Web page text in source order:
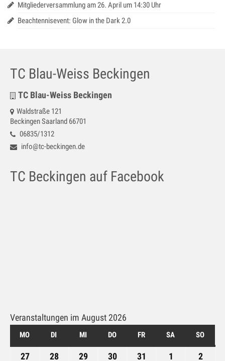
SaarLorLux HobbyTour – in Bearbeitung
Saar-Lor-Lux Casino Cup
Beckinger Open STB-Cup
Beckinger Jugend-Turnier
Galerie
Kontakt
Mitgliederversammlung am 26. April um 14:30 Uhr
Beachtennisevent: Glow in the Dark 2.0
TC Blau-Weiss Beckingen
TC Blau-Weiss Beckingen
Waldstraße 121
Beckingen Saarland 66701
06835/1312
info@tc-beckingen.de
TC Beckingen auf Facebook
Veranstaltungen im August 2026
MO MONTAG
DI DIENSTAG
MI MITTWOCH
DODONNERSTAG
FRFREITAGSA SAMSTAG
SO
2727. 2828. 2929. 3030. 31 1 22.